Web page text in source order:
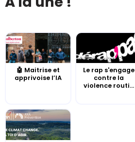
🤖 Maitrise et
apprivoise l’IA
Le rap s'engage
contre la
violence routi...